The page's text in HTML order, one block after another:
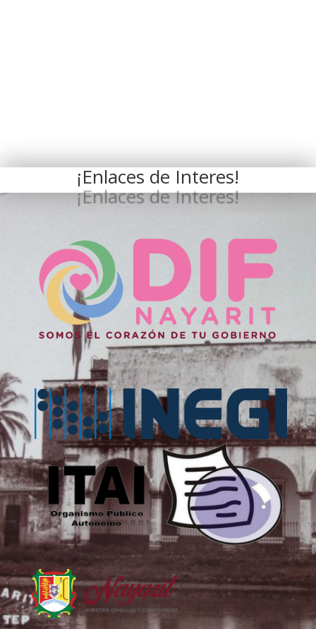
¡Enlaces de Interes!